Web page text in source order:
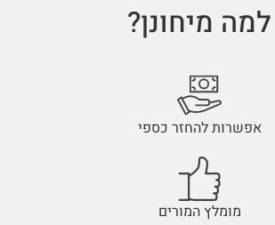
למה מיחונן?
אפשרות להחזר כספי
מומלץ המורים